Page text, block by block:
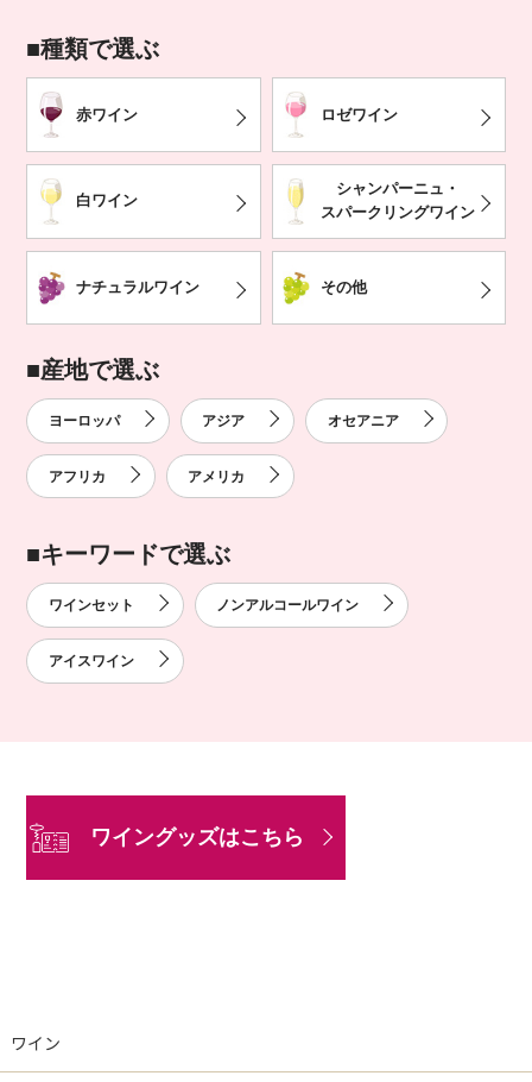
■種類で選ぶ
赤ワイン ロゼワイン
白ワイン
シャンパーニュ・
スパークリングワイン
ナチュラルワイン その他
■産地で選ぶ
ヨーロッパ アジア オセアニア
アフリカ アメリカ
■キーワードで選ぶ
ワインセット ノンアルコールワイン
アイスワイン
ワイングッズはこちら
ワイン